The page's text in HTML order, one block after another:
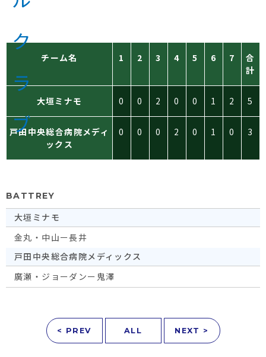
チーム名 1 2 3 4 5 6 7
合
計
大垣ミナモ 0 0 2 0 0 1 2 5
戸田中央総合病院メディ
ックス
0 0 0 2 0 1 0 3
BATTREY
大垣ミナモ
金丸・中山ー長井
戸田中央総合病院メディックス
廣瀬・ジョーダンー鬼澤
< PREV ALL NEXT >